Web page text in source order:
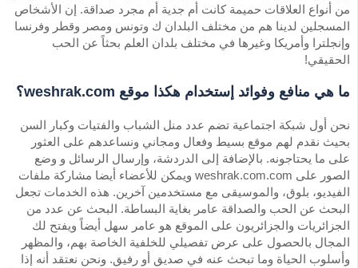
من أنواع العلاقات حميمة كانت أم جدية أم مجرد صداقة. إن الأشخاص
المسجلين لدينا هم من مختلف البلدان ك وتونس ومصر وقطر وفرنسا
وإنجلترا وأمريكا وغيرها في مختلف بلدان العلم بحثاً عن الحب
الحقيقي!
ما هي منافع وفوائد إستخدام هكذا موقع weshrak.com؟
نحن أول شبكة اجتماعية تضم عدد منل الشباب والفتيات وكبار السن
بحيث نقدم لهم موقع بسيط وفعال ومجاني ونساعدهم على العثور
على ما يحتاجونه. بالإضافة إلى الدردشة، وإرسال الرسائل و وضع
الصور على weshrak.com.com ويمكن للأعضاء أيضا مشاركة ملفات
الفيديو، بلوق، والموسيقى مع مستخدمين آخرين. هذه الخدمات تجعل
البحث عن الحب والصداقة عامر بغاية البساطة. البحث عن عدد من
الجزائريات والجزائريون على الموقع هو عامر سهل أيضاً ويفتح لك
المجال بالحصول على عرض تفصيلي للخلفية الخاصة بهم، والمظهر
وأسلوب الحياة وما تبحث عنه في صديق أو رفيق. ونحن نعتقد أنه إذا